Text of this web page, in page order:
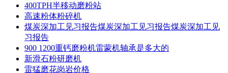
400TPH半移动磨粉站
高速粉体粉碎机
煤炭深加工见习报告煤炭深加工见习报告煤炭深加工见
习报告
900 1200重钙磨粉机雷蒙机轴承是多大的
新滑石粉研磨机
雷猛磨花岗岩价格